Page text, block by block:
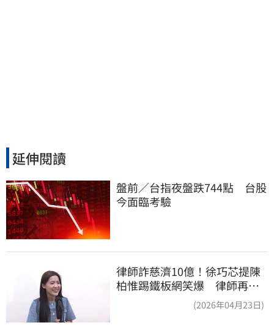
延伸閱讀
盤前／台指夜盤跌744點　台股
今面臨考驗
律師詐慈濟10億！徐巧芯提陳
柏惟踢鐵板網笑爆 律師再曬1
(2026年04月23日)